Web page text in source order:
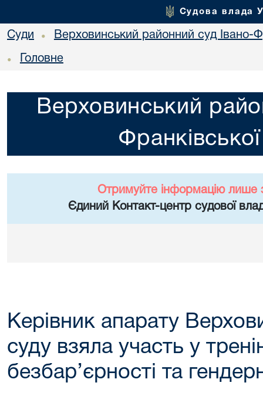
Судова влада
Суди • Верховинський районний суд Івано-
• Головне
Верховинський
Отримуйте інформацію лише
Єдиний Контакт-центр судової
Керівник апарату
суду взяла участь у
безбар’єрності та